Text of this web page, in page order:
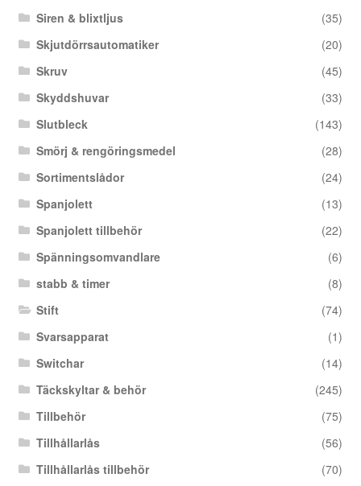
Siren & blixtljus
(35)
Skjutdörrsautomatiker
(20)
Skruv
(45)
Skyddshuvar
(33)
Slutbleck
(143)
Smörj & rengöringsmedel
(28)
Sortimentslådor
(24)
Spanjolett
(13)
Spanjolett tillbehör
(22)
Spänningsomvandlare
(6)
stabb & timer
(8)
Stift
(74)
Svarsapparat
(1)
Switchar
(14)
Täckskyltar & behör
(245)
Tillbehör
(75)
Tillhållarlås
(56)
Tillhållarlås tillbehör
(70)